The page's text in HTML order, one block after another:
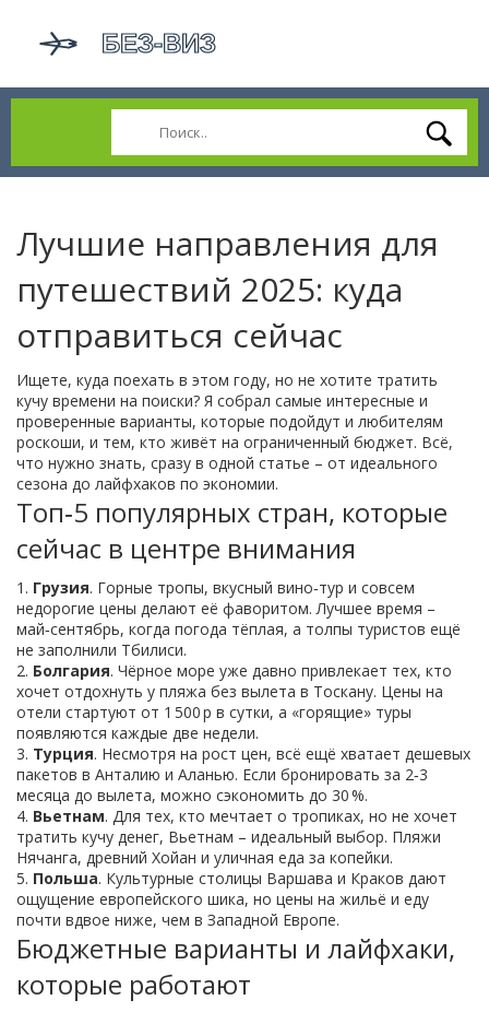
Лучшие направления для
путешествий 2025: куда
отправиться сейчас
Ищете, куда поехать в этом году, но не хотите тратить
кучу времени на поиски? Я собрал самые интересные и
проверенные варианты, которые подойдут и любителям
роскоши, и тем, кто живёт на ограниченный бюджет. Всё,
что нужно знать, сразу в одной статье – от идеального
сезона до лайфхаков по экономии.
Топ‑5 популярных стран, которые
сейчас в центре внимания
1. Грузия. Горные тропы, вкусный вино‑тур и совсем
недорогие цены делают её фаворитом. Лучшее время –
май‑сентябрь, когда погода тёплая, а толпы туристов ещё
не заполнили Тбилиси.
2. Болгария. Чёрное море уже давно привлекает тех, кто
хочет отдохнуть у пляжа без вылета в Тоскану. Цены на
отели стартуют от 1 500 р в сутки, а «горящие» туры
появляются каждые две недели.
3. Турция. Несмотря на рост цен, всё ещё хватает дешевых
пакетов в Анталию и Аланью. Если бронировать за 2‑3
месяца до вылета, можно сэкономить до 30 %.
4. Вьетнам. Для тех, кто мечтает о тропиках, но не хочет
тратить кучу денег, Вьетнам – идеальный выбор. Пляжи
Нячанга, древний Хойан и уличная еда за копейки.
5. Польша. Культурные столицы Варшава и Краков дают
ощущение европейского шика, но цены на жильё и еду
почти вдвое ниже, чем в Западной Европе.
Бюджетные варианты и лайфхаки,
которые работают